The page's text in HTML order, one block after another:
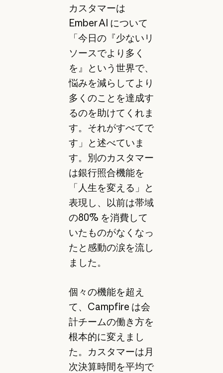
カスタマーは
Ember AI について
「今日の『少ないリ
ソースでより多く
を』という世界で、
悩みを減らしてより
多くのことを達成す
るのを助けてくれま
す。それがすべてで
す」と述べていま
す。別のカスタマー
は銀行照合機能を
「人生を変える」と
表現し、以前は帯域
の80% を消費して
いたものがなくなっ
たと感動の涙を流し
ました。
個々の機能を超え
て、Campfire は会
計チームの働き方を
根本的に変えまし
た。カスタマーは月
次決算時間を平均で